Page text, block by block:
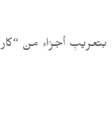
أجزاء من